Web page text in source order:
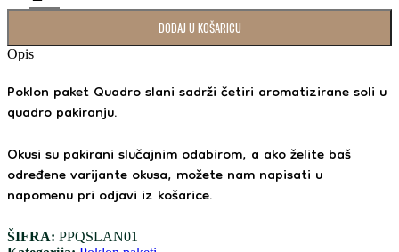
DODAJ U KOŠARICU
Opis
Poklon paket Quadro slani sadrži četiri aromatizirane soli u
quadro pakiranju.
Okusi su pakirani slučajnim odabirom, a ako želite baš
određene varijante okusa, možete nam napisati u
napomenu pri odjavi iz košarice.
ŠIFRA: PPQSLAN01